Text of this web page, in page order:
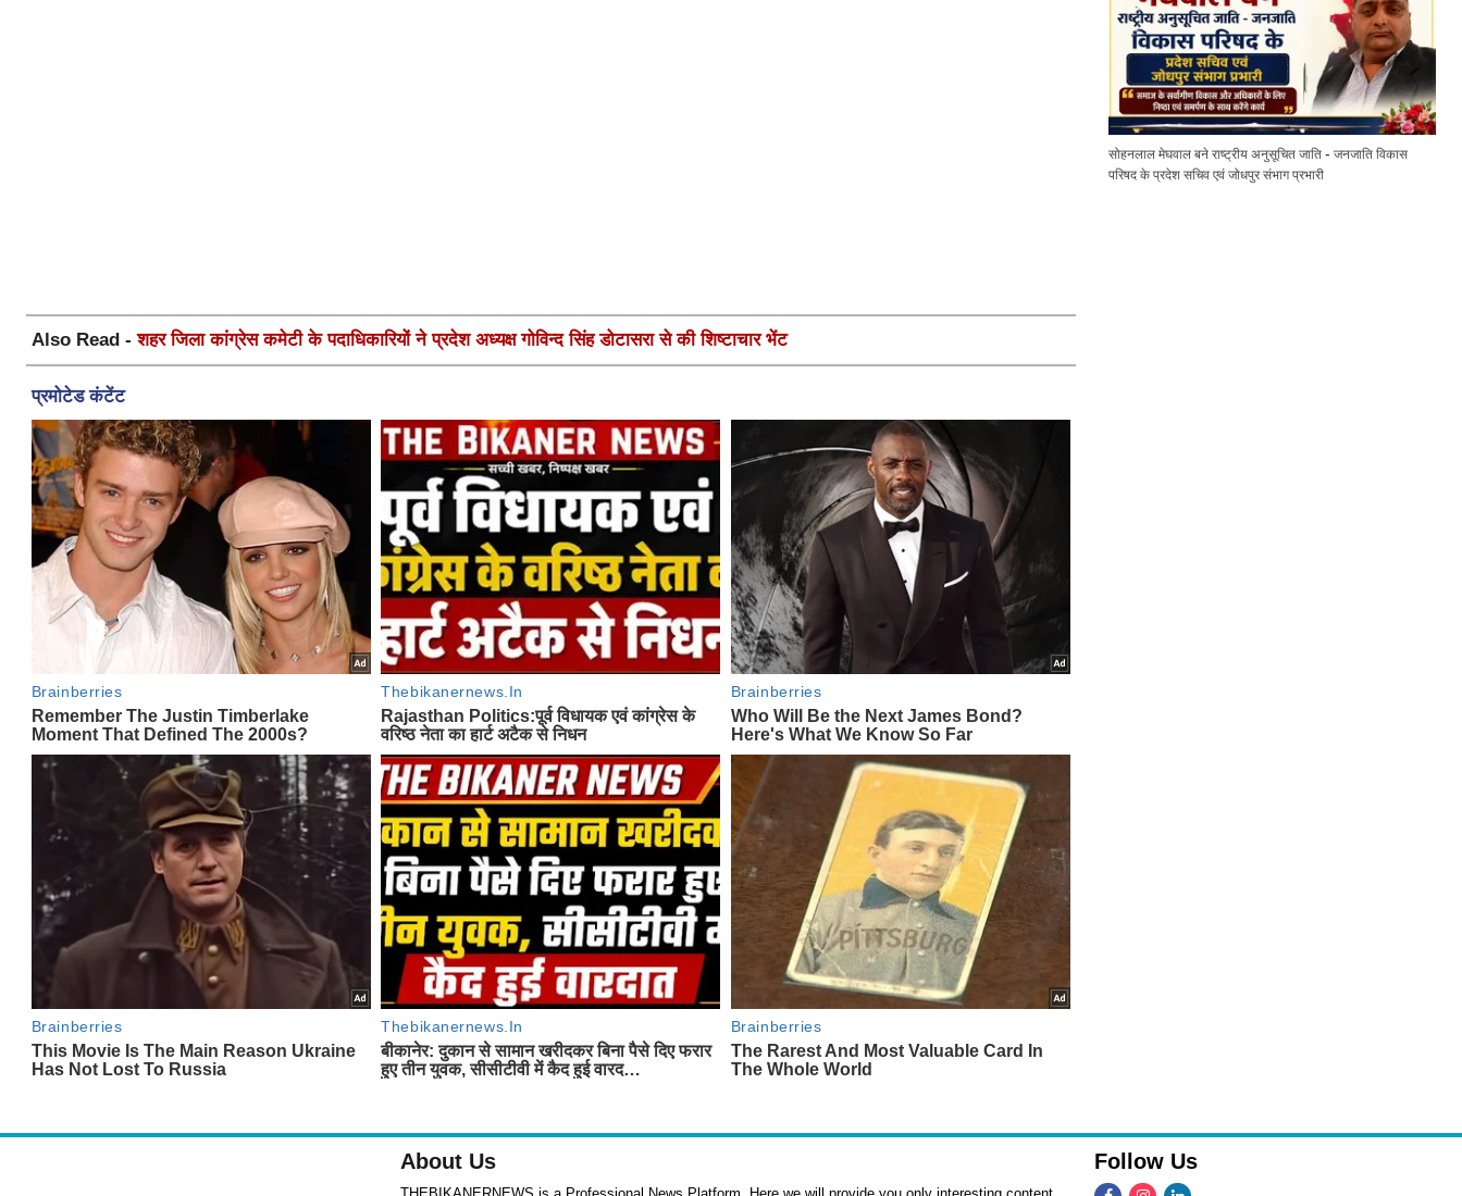
Also Read -शहर जिला कांग्रेस कमेटी के पदाधिकारियों ने प्रदेश अध्यक्ष गोविन्द सिंह डोटासरा से की शिष्टाचार भेंट
सोहनलाल मेघवाल बने राष्ट्रीय अनुसूचित जाति - जनजाति विकास
परिषद के प्रदेश सचिव एवं जोधपुर संभाग प्रभारी
About Us Follow Us